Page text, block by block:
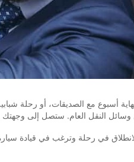
وسائل النقل العام. ستصل إلى وجهتك
في رحلة وترغب في قيادة